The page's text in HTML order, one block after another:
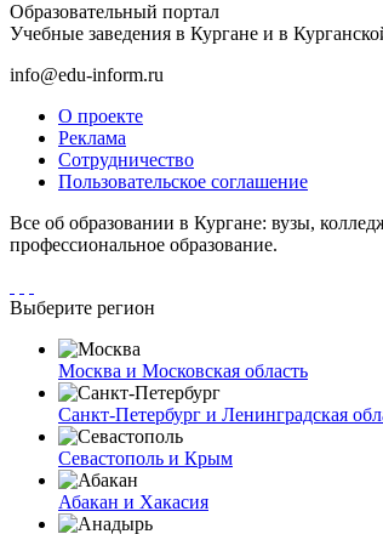
Образовательный портал
Учебные заведения в Кургане и в
info@edu-inform.ru
О проекте
Реклама
Сотрудничество
Пользовательское соглашение
Все об образовании в Кургане: вузы,
профессиональное образование.
Выберите регион
Москва и Московская область
Санкт-Петербург и Ленинградская
Севастополь и Крым
Абакан и Хакасия